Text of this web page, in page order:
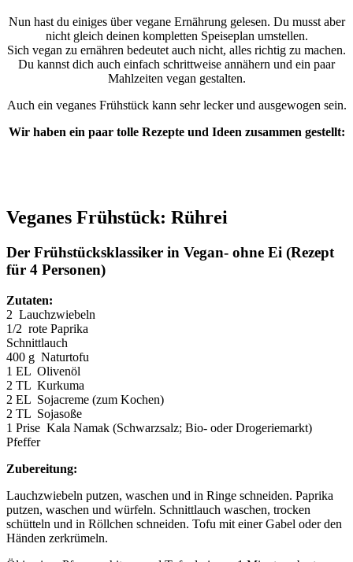
Nun hast du einiges über vegane Ernährung gelesen. Du musst aber
nicht gleich deinen kompletten Speiseplan umstellen.
Sich vegan zu ernähren bedeutet auch nicht, alles richtig zu machen.
Du kannst dich auch einfach schrittweise annähern und ein paar
Mahlzeiten vegan gestalten.
Auch ein veganes Frühstück kann sehr lecker und ausgewogen sein.
Wir haben ein paar tolle Rezepte und Ideen zusammen gestellt:
Veganes Frühstück: Rührei
Der Frühstücksklassiker in Vegan- ohne Ei (Rezept
für 4 Personen)
Zutaten:
2 Lauchzwiebeln
1/2 rote Paprika
Schnittlauch
400 g Naturtofu
1 EL Olivenöl
2 TL Kurkuma
2 EL Sojacreme (zum Kochen)
2 TL Sojasoße
1 Prise Kala Namak (Schwarzsalz; Bio- oder Drogeriemarkt)
Pfeffer
Zubereitung:
Lauchzwiebeln putzen, waschen und in Ringe schneiden. Paprika
putzen, waschen und würfeln. Schnittlauch waschen, trocken
schütteln und in Röllchen schneiden. Tofu mit einer Gabel oder den
Händen zerkrümeln.